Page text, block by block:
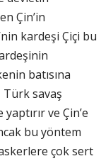
Çin’in
kardeşi Çiçi bu
batısına
savaş
ve Çin’e
bu yöntem
çok sert